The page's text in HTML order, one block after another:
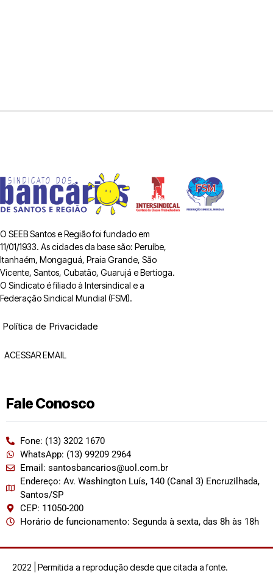
O SEEB Santos e Região foi fundado em
11/01/1933. As cidades da base são: Peruíbe,
Itanhaém, Mongaguá, Praia Grande, São
Vicente, Santos, Cubatão, Guarujá e Bertioga.
O Sindicato é filiado à Intersindical e a
Federação Sindical Mundial (FSM).
Política de Privacidade
ACESSAR EMAIL
Fale Conosco
Fone: (13) 3202 1670
WhatsApp: (13) 99209 2964
Email: santosbancarios@uol.com.br
Endereço: Av. Washington Luís, 140 (Canal 3) Encruzilhada,
Santos/SP
CEP: 11050-200
Horário de funcionamento: Segunda à sexta, das 8h às 18h
2022 | Permitida a reprodução desde que citada a fonte.